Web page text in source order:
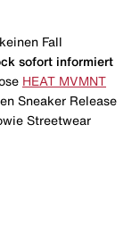
Fall
sofort informiert
HEAT MVMNT
Sneaker Release
Streetwear